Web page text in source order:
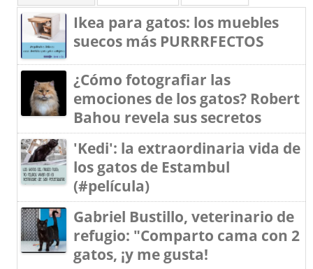
Ikea para gatos: los muebles
suecos más PURRRFECTOS
¿Cómo fotografiar las
emociones de los gatos? Robert
Bahou revela sus secretos
'Kedi': la extraordinaria vida de
los gatos de Estambul
(#película)
Gabriel Bustillo, veterinario de
refugio: "Comparto cama con 2
gatos, ¡y me gusta!